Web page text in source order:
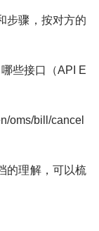
步骤，按对方的
些接口（API E
oms/bill/cancel
的理解，可以梳